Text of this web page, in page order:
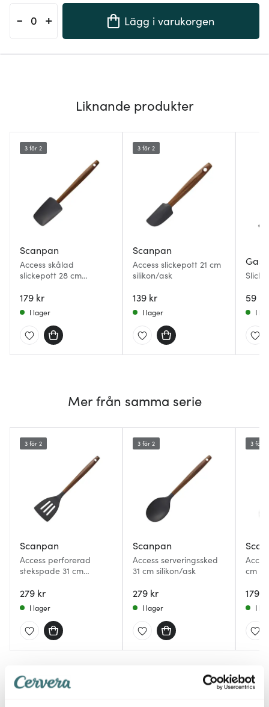
- + Lägg i varukorgen
Liknande produkter
Scanpan
Access skålad
slickepott 28 cm
179 kr
3 för 2
I lager
Scanpan
Access slickepott 21 cm
silikon/ask
139 kr
3 för 2
I lager
59 kr
I
Mer från samma serie
Scanpan
Access perforerad
stekspade 31 cm
279 kr
3 för 2
I lager
Scanpan
Access serveringssked
31 cm silikon/ask
279 kr
3 för 2
I lager
cm
179
3 för 2
I